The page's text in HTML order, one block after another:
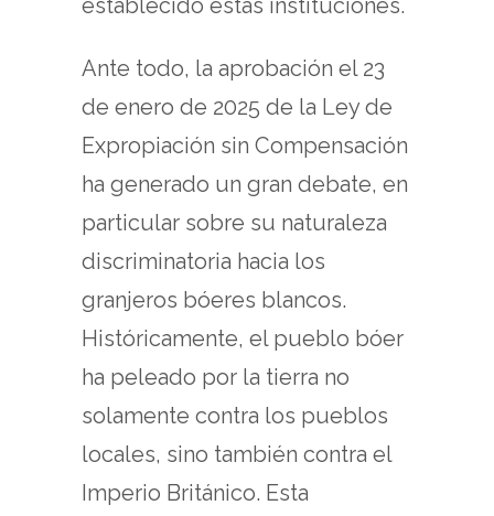
Ante todo, la aprobación el 23
de enero de 2025 de la Ley de
Expropiación sin Compensación
ha generado un gran debate, en
particular sobre su naturaleza
discriminatoria hacia los
granjeros bóeres blancos.
Históricamente, el pueblo bóer
ha peleado por la tierra no
solamente contra los pueblos
locales, sino también contra el
Imperio Británico. Esta